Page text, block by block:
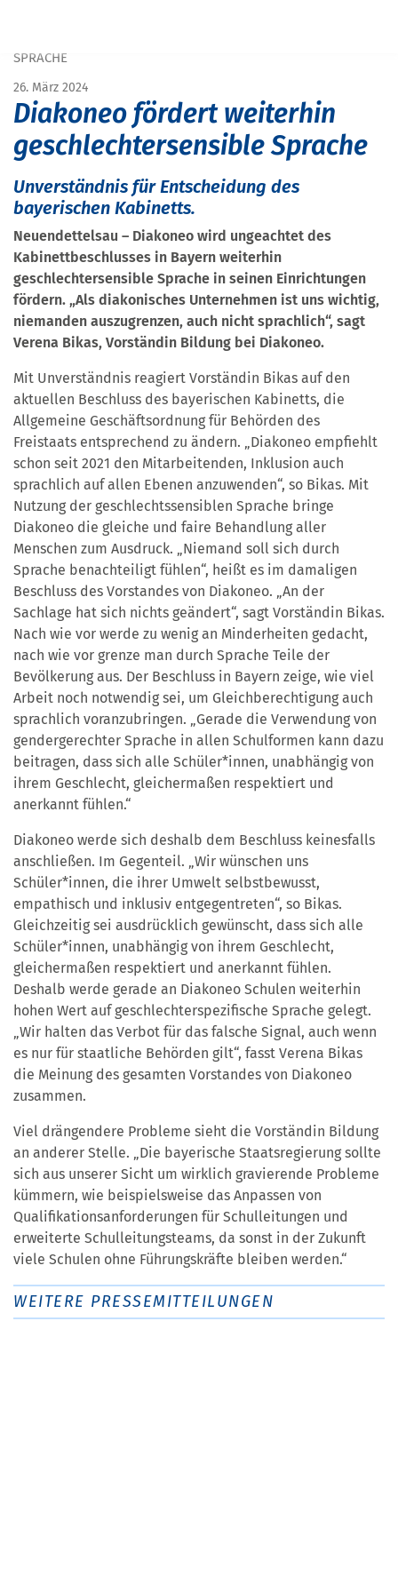
SPRACHE
26. März 2024
Diakoneo fördert weiterhin
geschlechtersensible Sprache
Unverständnis für Entscheidung des
bayerischen Kabinetts.
Neuendettelsau – Diakoneo wird ungeachtet des
Kabinettbeschlusses in Bayern weiterhin
geschlechtersensible Sprache in seinen Einrichtungen
fördern. „Als diakonisches Unternehmen ist uns wichtig,
niemanden auszugrenzen, auch nicht sprachlich“, sagt
Verena Bikas, Vorständin Bildung bei Diakoneo.
Mit Unverständnis reagiert Vorständin Bikas auf den
aktuellen Beschluss des bayerischen Kabinetts, die
Allgemeine Geschäftsordnung für Behörden des
Freistaats entsprechend zu ändern. „Diakoneo empfiehlt
schon seit 2021 den Mitarbeitenden, Inklusion auch
sprachlich auf allen Ebenen anzuwenden“, so Bikas. Mit
Nutzung der geschlechtssensiblen Sprache bringe
Diakoneo die gleiche und faire Behandlung aller
Menschen zum Ausdruck. „Niemand soll sich durch
Sprache benachteiligt fühlen“, heißt es im damaligen
Beschluss des Vorstandes von Diakoneo. „An der
Sachlage hat sich nichts geändert“, sagt Vorständin Bikas.
Nach wie vor werde zu wenig an Minderheiten gedacht,
nach wie vor grenze man durch Sprache Teile der
Bevölkerung aus. Der Beschluss in Bayern zeige, wie viel
Arbeit noch notwendig sei, um Gleichberechtigung auch
sprachlich voranzubringen. „Gerade die Verwendung von
gendergerechter Sprache in allen Schulformen kann dazu
beitragen, dass sich alle Schüler*innen, unabhängig von
ihrem Geschlecht, gleichermaßen respektiert und
anerkannt fühlen.“
Diakoneo werde sich deshalb dem Beschluss keinesfalls
anschließen. Im Gegenteil. „Wir wünschen uns
Schüler*innen, die ihrer Umwelt selbstbewusst,
empathisch und inklusiv entgegentreten“, so Bikas.
Gleichzeitig sei ausdrücklich gewünscht, dass sich alle
Schüler*innen, unabhängig von ihrem Geschlecht,
gleichermaßen respektiert und anerkannt fühlen.
Deshalb werde gerade an Diakoneo Schulen weiterhin
hohen Wert auf geschlechterspezifische Sprache gelegt.
„Wir halten das Verbot für das falsche Signal, auch wenn
es nur für staatliche Behörden gilt“, fasst Verena Bikas
die Meinung des gesamten Vorstandes von Diakoneo
zusammen.
Viel drängendere Probleme sieht die Vorständin Bildung
an anderer Stelle. „Die bayerische Staatsregierung sollte
sich aus unserer Sicht um wirklich gravierende Probleme
kümmern, wie beispielsweise das Anpassen von
Qualifikationsanforderungen für Schulleitungen und
erweiterte Schulleitungsteams, da sonst in der Zukunft
viele Schulen ohne Führungskräfte bleiben werden.“
WEITERE PRESSEMITTEILUNGEN